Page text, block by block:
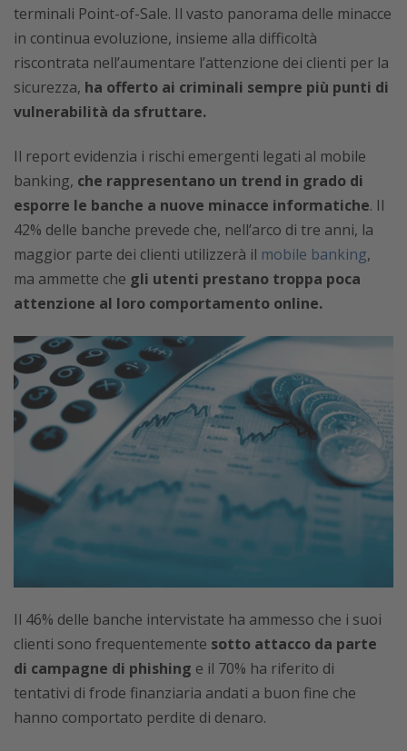
terminali Point-of-Sale. Il vasto panorama delle minacce
in continua evoluzione, insieme alla difficoltà
riscontrata nell’aumentare l’attenzione dei clienti per la
sicurezza, ha offerto ai criminali sempre più punti di
vulnerabilità da sfruttare.
Il report evidenzia i rischi emergenti legati al mobile
banking, che rappresentano un trend in grado di
esporre le banche a nuove minacce informatiche. Il
42% delle banche prevede che, nell’arco di tre anni, la
maggior parte dei clienti utilizzerà il mobile banking,
ma ammette che gli utenti prestano troppa poca
attenzione al loro comportamento online.
Il 46% delle banche intervistate ha ammesso che i suoi
clienti sono frequentemente sotto attacco da parte
di campagne di phishing e il 70% ha riferito di
tentativi di frode finanziaria andati a buon fine che
hanno comportato perdite di denaro.